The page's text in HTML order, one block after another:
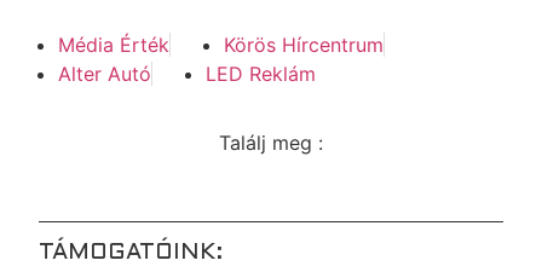
Média Érték
Körös Hírcentrum
Alter Autó
LED Reklám
Találj meg :
TÁMOGATÓINK: